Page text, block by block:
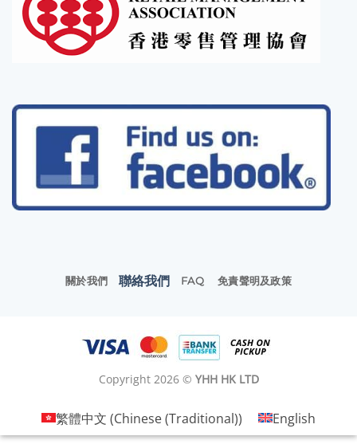
關於我們 聯絡我們 FAQ 免責聲明及政策
Copyright 2026 © YHH HK LTD
繁體中文 (Chinese (Traditional)) English